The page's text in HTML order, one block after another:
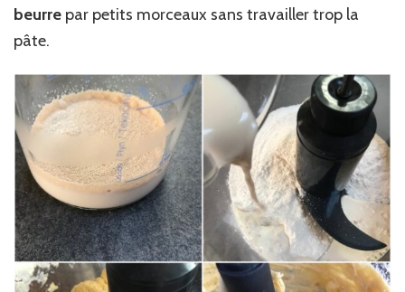
beurre par petits morceaux sans travailler trop la
pâte.